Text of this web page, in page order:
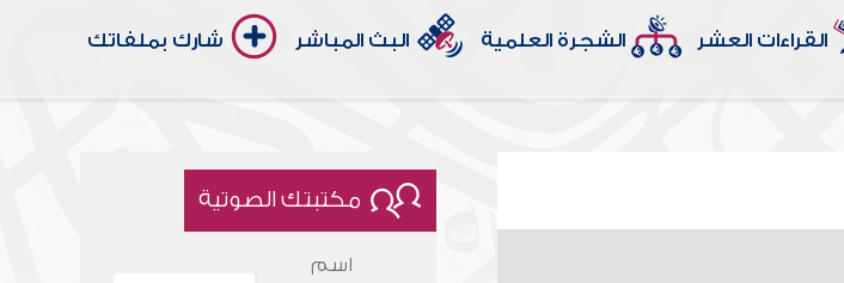
القراءات العشر الشجرة العلمية البث المباشر شارك بملفاتك
مكتبتك الصوتية
اسم